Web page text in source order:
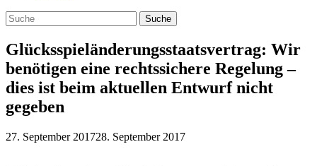
Glücksspieländerungsstaatsvertrag: Wir
benötigen eine rechtssichere Regelung –
dies ist beim aktuellen Entwurf nicht
gegeben
27. September 201728. September 2017